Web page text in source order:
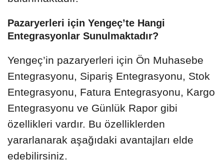
Pazaryerleri için Yengeç’te Hangi
Entegrasyonlar Sunulmaktadır?
Yengeç’in pazaryerleri için Ön Muhasebe
Entegrasyonu, Sipariş Entegrasyonu, Stok
Entegrasyonu, Fatura Entegrasyonu, Kargo
Entegrasyonu ve Günlük Rapor gibi
özellikleri vardır. Bu özelliklerden
yararlanarak aşağıdaki avantajları elde
edebilirsiniz.